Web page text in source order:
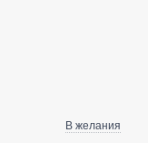
В желания